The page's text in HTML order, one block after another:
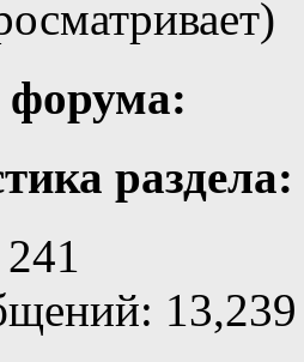
раздела:
13,239